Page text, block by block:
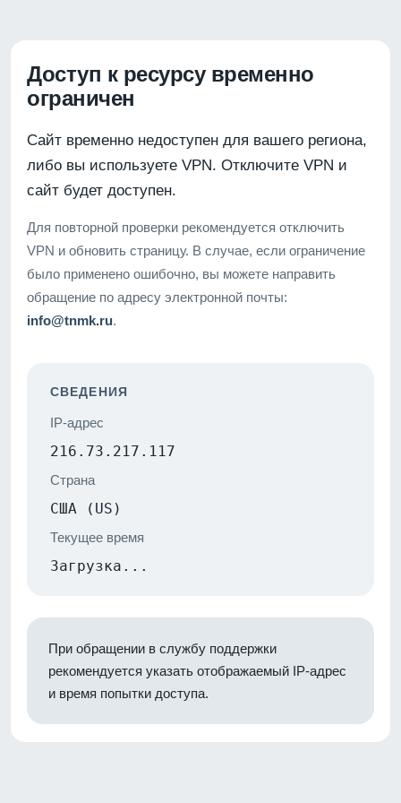
Доступ к ресурсу временно
ограничен
Сайт временно недоступен для вашего региона,
либо вы используете VPN. Отключите VPN и
сайт будет доступен.
Для повторной проверки рекомендуется отключить
VPN и обновить страницу. В случае, если ограничение
было применено ошибочно, вы можете направить
обращение по адресу электронной почты:
info@tnmk.ru.
СВЕДЕНИЯ
IP-адрес
216.73.217.117
Страна
США (US)
Текущее время
Загрузка...
При обращении в службу поддержки
рекомендуется указать отображаемый IP-адрес
и время попытки доступа.